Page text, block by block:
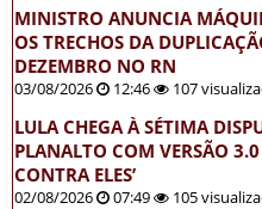
MINISTRO ANUNCIA
OS TRECHOS DA
DEZEMBRO NO RN
03/08/2026 12:46 107
LULA CHEGA À SÉTIMA
PLANALTO COM VERSÃO 3.0
CONTRA ELES’
02/08/2026 07:49 105